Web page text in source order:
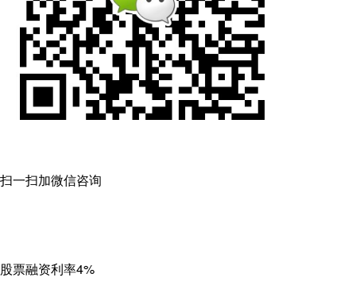
扫一扫加微信咨询
股票融资利率4%